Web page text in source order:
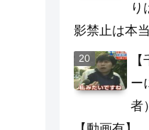
り
影禁止は本
ー
者